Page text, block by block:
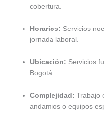
cobertura.
Horarios: Servicios
jornada laboral.
Ubicación: Servicios
Bogotá.
Complejidad: Trabajo
andamios o equipos